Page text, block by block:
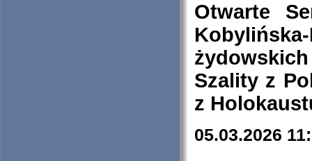
Otwarte
Szality z
z
05.03.2026